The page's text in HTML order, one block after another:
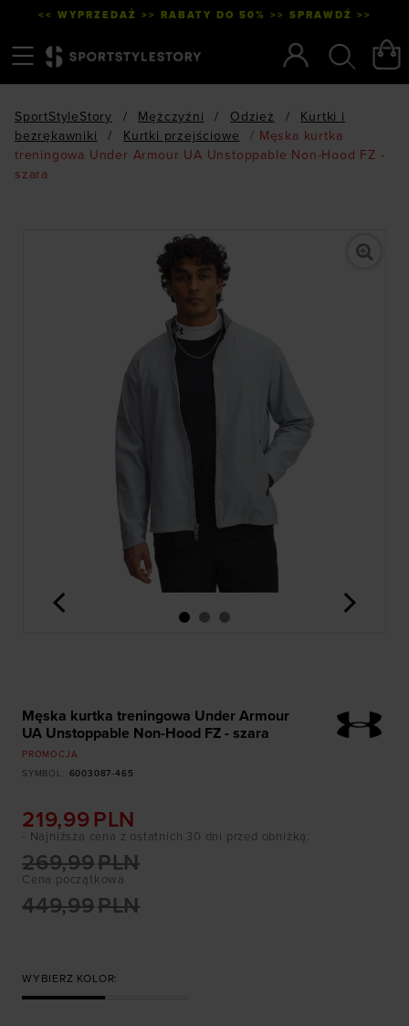
<< WYPRZEDAŻ >> RABATY DO 50% >> SPRAWDŹ >>
SportStyleStory / Mężczyźni / Odzież /
Kurtki i
bezrękawniki
/ Kurtki przejściowe / Męska kurtka
treningowa Under Armour UA Unstoppable Non-Hood FZ -
szara
<
Męska kurtka treningowa Under Armour
UA Unstoppable Non-Hood FZ - szara
PROMOCJA
SYMBOL
6003087-465
219,99 PLN
Cena początkowa
449,99PLN
269,99PLN
- Najniższa cena z ostatnich 30 dni przed obniżką:
WYBIERZ KOLOR: